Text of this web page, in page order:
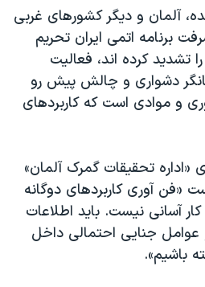
آلمان و دیگر کشورهای غربی
برنامه اتمی ایران تحریم
تشدید کرده اند، فعالیت
دشواری و چالش پیش رو
و موادی است که کاربردهای
تحقیقات گمرک آلمان»
«فن آوری کاربردهای دوگانه
آسانی نیست. باید اطلاعات
عوامل جنایی احتمالی داخل
باشیم».